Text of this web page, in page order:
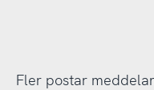
Fler postar